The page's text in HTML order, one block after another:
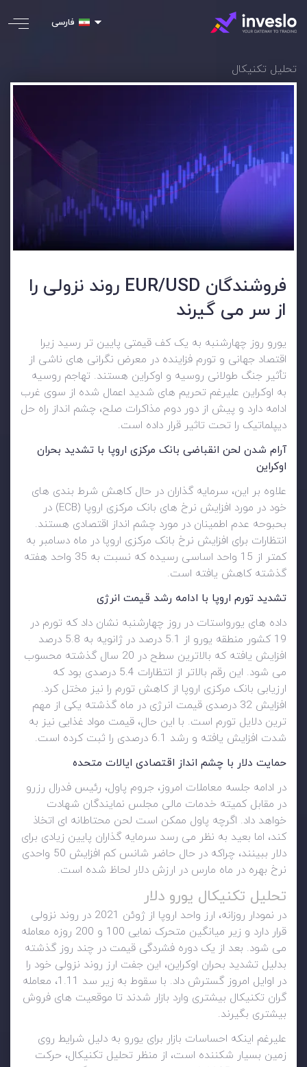
فارسی
تحلیل تکنیکال
فروشندگان EUR/USD روند نزولی را
از سر می گیرند
یورو روز چهارشنبه به یک کف قیمتی پایین تر رسید زیرا
اقتصاد جهانی و تورم فزاینده در معرض نگرانی های ناشی از
تأثیر جنگ طولانی روسیه و اوکراین هستند. تهاجم روسیه
به اوکراین علیرغم تحریم های شدید اعمال شده از سوی غرب
ادامه دارد و پیش از دور دوم مذاکرات صلح، چشم انداز راه حل
دیپلماتیک را تحت تاثیر قرار داده است.
آرام شدن لحن انقباضی بانک مرکزی اروپا با تشدید بحران
اوکراین
علاوه بر این، سرمایه گذاران در حال کاهش شرط بندی های
خود در مورد افزایش نرخ های بانک مرکزی اروپا (ECB) در
بحبوحه عدم اطمینان در مورد چشم انداز اقتصادی هستند.
انتظارات برای افزایش‌ نرخ بانک مرکزی اروپا در ماه دسامبر به
کمتر از 15 واحد اساسی رسیده که نسبت به 35 واحد هفته
گذشته کاهش یافته است.
تشدید تورم اروپا با ادامه رشد قیمت انرژی
داده های یورواستات در روز چهارشنبه نشان داد که تورم در
19 کشور منطقه یورو از 5.1 درصد در ژانویه به 5.8 درصد
افزایش یافته که بالاترین سطح در 20 سال گذشته محسوب
می شود. این رقم بالاتر از انتظارات 5.4 درصدی بود که
ارزیابی بانک مرکزی اروپا از کاهش تورم را نیز مختل کرد.
افزایش 32 درصدی قیمت انرژی در ماه گذشته یکی از مهم
ترین دلایل تورم است. با این حال، قیمت مواد غذایی نیز به
شدت افزایش یافته و رشد 6.1 درصدی را ثبت کرده است.
حمایت دلار با چشم انداز اقتصادی ایالات متحده
در ادامه جلسه معاملات امروز، جروم پاول، رئیس فدرال رزرو
در مقابل کمیته خدمات مالی مجلس نمایندگان شهادت
خواهد داد. اگرچه پاول ممکن است لحن محتاطانه ای اتخاذ
کند، اما بعید به نظر می رسد سرمایه گذاران پایین زیادی برای
دلار ببینند، چراکه در حال حاضر شانس کم افزایش 50 واحدی
نرخ بهره در ماه مارس در ارزش دلار لحاظ شده است.
تحلیل تکنیکال یورو دلار
در نمودار روزانه، ارز واحد اروپا از ژوئن 2021 در روند نزولی
قرار دارد و زیر میانگین متحرک نمایی 100 و 200 روزه معامله
می شود. بعد از یک دوره فشردگی قیمت در چند روز گذشته
بدلیل تشدید بحران اوکراین، این جفت ارز روند نزولی خود را
در اوایل امروز گسترش داد. با سقوط به زیر سد 1.11، معامله
گران تکنیکال بیشتری وارد بازار شدند تا موقعیت های فروش
بیشتری بگیرند.
علیرغم اینکه احساسات بازار برای یورو به دلیل شرایط روی
زمین بسیار شکننده است، از منظر تحلیل تکنیکال، حرکت